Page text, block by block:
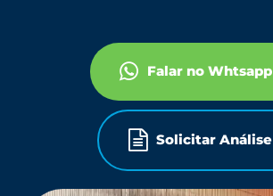
Falar no Whtsapp
Solicitar Análise